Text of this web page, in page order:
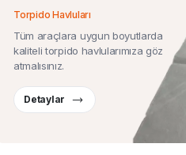
Torpido Havluları
Tüm araçlara uygun boyutlarda
kaliteli torpido havlularımıza göz
atmalısınız.
Detaylar